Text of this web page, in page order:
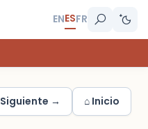
ENESFR
Siguiente → ⌂ Inicio